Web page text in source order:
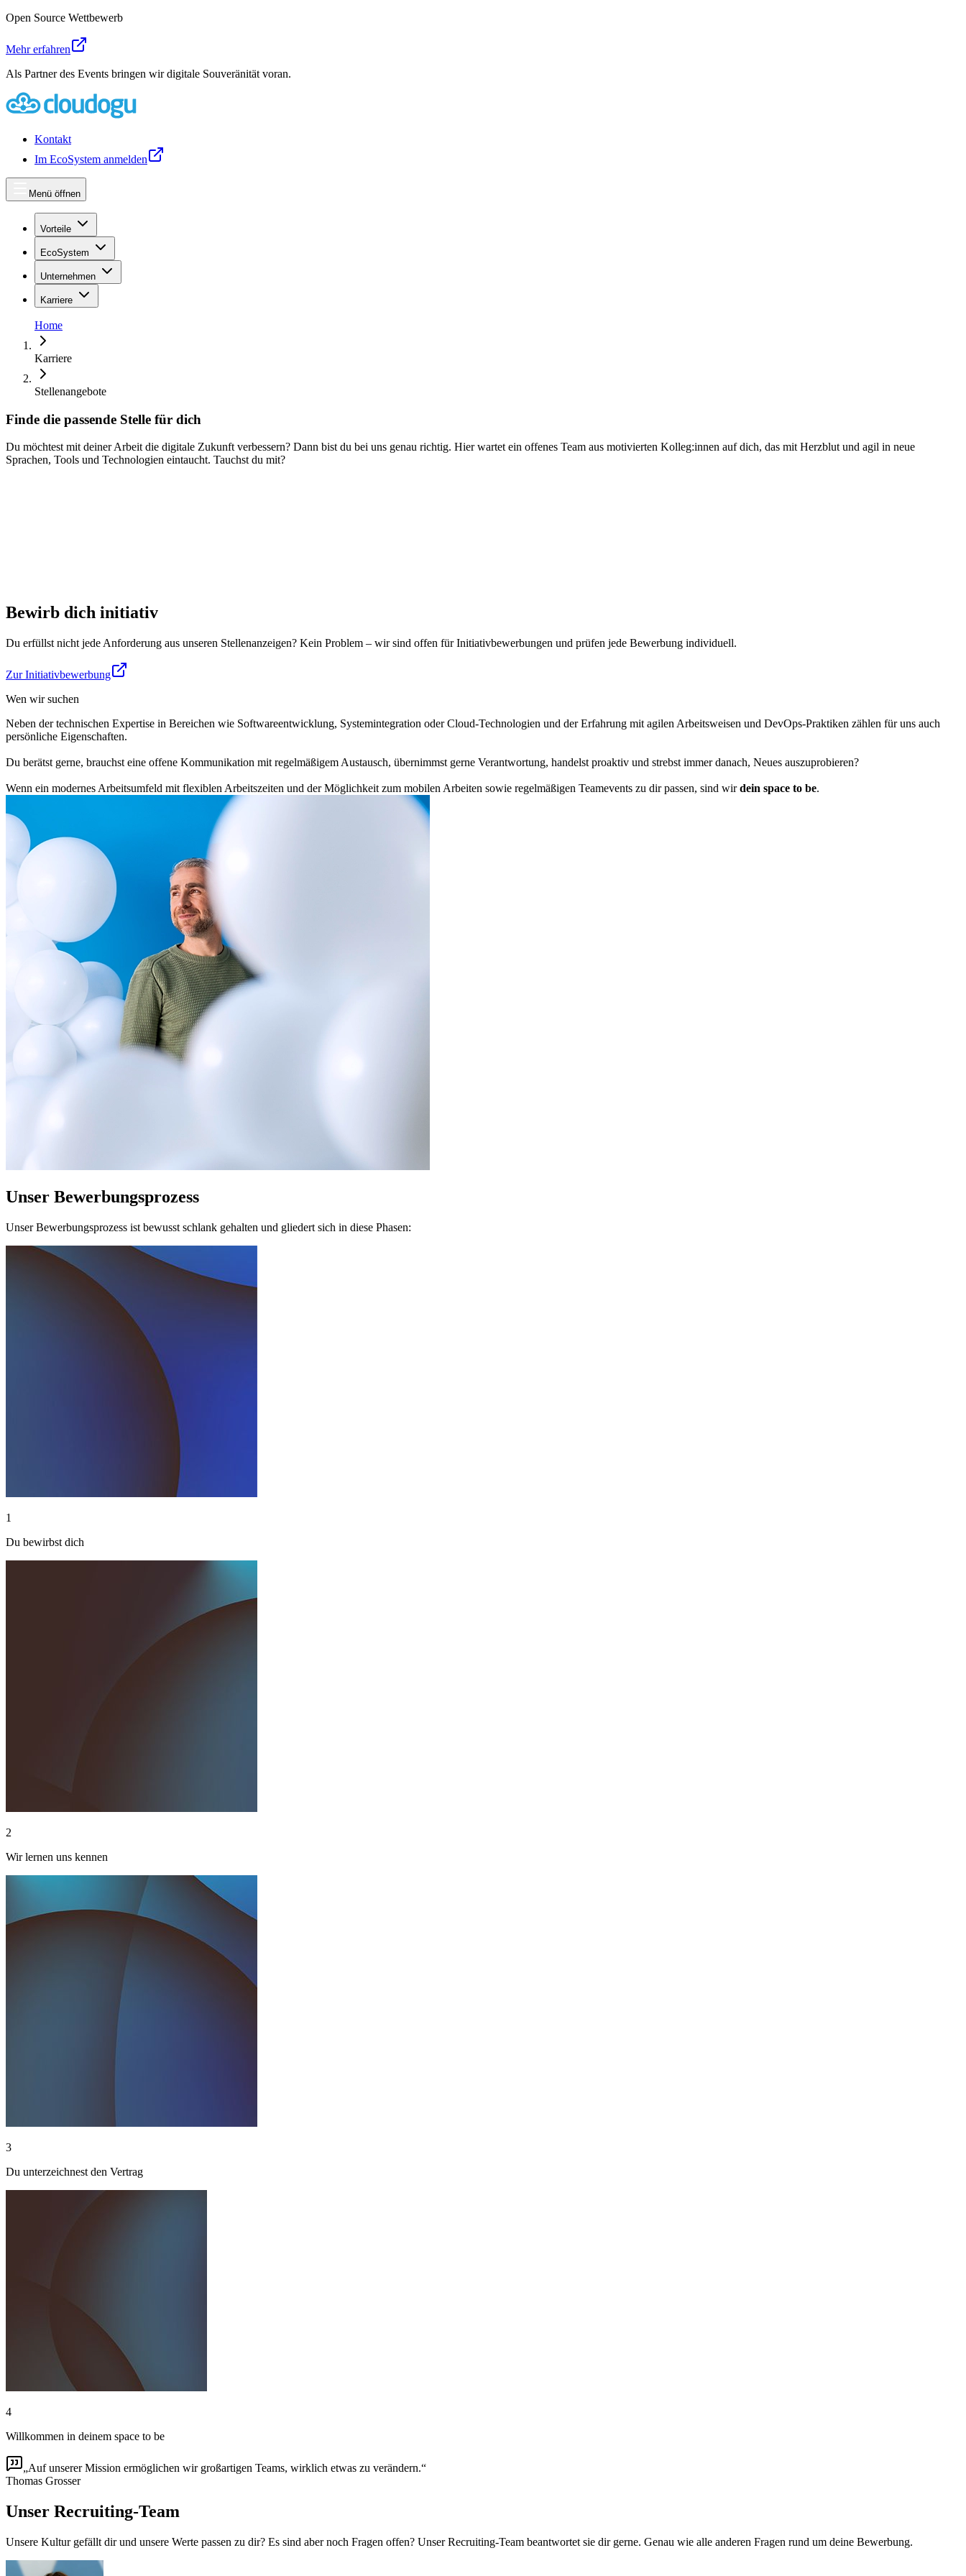
Open Source Wettbewerb
Mehr erfahren
Als Partner des Events bringen wir digitale Souveränität voran.
Kontakt
Im EcoSystem anmelden
Menü öffnen
Vorteile
EcoSystem
Unternehmen
Karriere
Home
Karriere
Stellenangebote
Finde die passende Stelle für dich
Du möchtest mit deiner Arbeit die digitale Zukunft verbessern? Dann bist du bei uns genau richtig. Hier wartet ein offenes Team aus motivierten Kolleg:innen auf dich, das mit Herzblut und agil in neue
Sprachen, Tools und Technologien eintaucht. Tauchst du mit?
Bewirb dich initiativ
Du erfüllst nicht jede Anforderung aus unseren Stellenanzeigen? Kein Problem – wir sind offen für Initiativbewerbungen und prüfen jede Bewerbung individuell.
Zur Initiativbewerbung
Wen wir suchen
Neben der technischen Expertise in Bereichen wie Softwareentwicklung, Systemintegration oder Cloud-Technologien und der Erfahrung mit agilen Arbeitsweisen und DevOps-Praktiken zählen für uns auch
persönliche Eigenschaften.
Du berätst gerne, brauchst eine offene Kommunikation mit regelmäßigem Austausch, übernimmst gerne Verantwortung, handelst proaktiv und strebst immer danach, Neues auszuprobieren?
Wenn ein modernes Arbeitsumfeld mit flexiblen Arbeitszeiten und der Möglichkeit zum mobilen Arbeiten sowie regelmäßigen Teamevents zu dir passen, sind wirdein space to be.
Unser Bewerbungsprozess
Unser Bewerbungsprozess ist bewusst schlank gehalten und gliedert sich in diese Phasen:
1
Du bewirbst dich
2
Wir lernen uns kennen
3
Du unterzeichnest den Vertrag
4
Willkommen in deinem space to be
Auf unserer Mission ermöglichen wir großartigen Teams, wirklich etwas zu verändern.
Thomas Grosser
Unser Recruiting-Team
Unsere Kultur gefällt dir und unsere Werte passen zu dir? Es sind aber noch Fragen offen? Unser Recruiting-Team beantwortet sie dir gerne. Genau wie alle anderen Fragen rund um deine Bewerbung.